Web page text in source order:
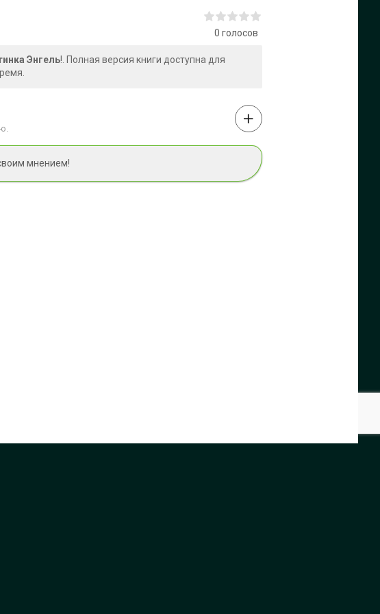
0 голосов
Энгель!. Полная версия книги доступна для
мнением!